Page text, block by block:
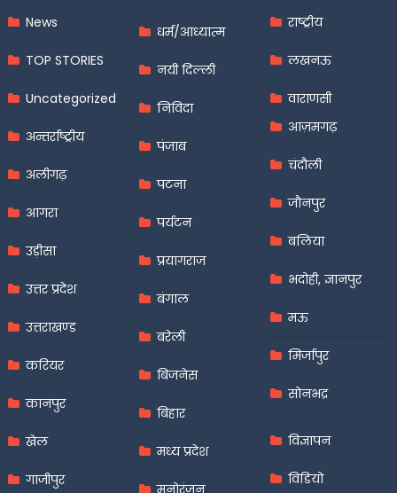
News
TOP STORIES
Uncategorized
अन्तर्राष्ट्रीय
अलीगढ़
आगरा
उड़ीसा
उत्तर प्रदेश
उत्तराखण्ड
करियर
कानपुर
खेल
गाजीपुर
धर्म/आध्यात्म
नयी दिल्ली
निविदा
पंजाब
पटना
पर्यटन
प्रयागराज
बंगाल
बरेली
बिजनेस
बिहार
मध्य प्रदेश
मनोरंजन
राष्ट्रीय
लखनऊ
वाराणसी
आज़मगढ़
चंदौली
जौनपुर
बलिया
भदोही, ज्ञानपुर
मऊ
मिर्जापुर
सोनभद्र
विज्ञापन
विडियो